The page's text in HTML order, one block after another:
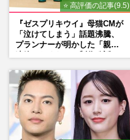
⭐ 高評価の記事(9.5)
『ゼスプリキウイ』母猫CMが
「泣けてしまう」話題沸騰、
プランナーが明かした「親に